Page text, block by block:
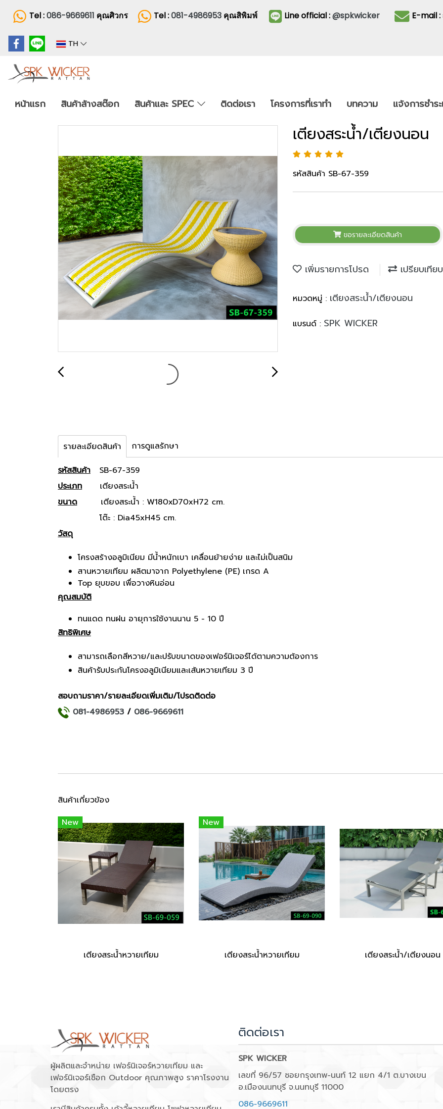
Tel :086-9669611 คุณศิวกร Tel :081-4986953 คุณสิพิมพ์ Line official :@spkwicker E-mail
TH
หน้าแรก สินค้าล้างสต๊อก สินค้าและ SPEC ติดต่อเรา โครงการที่เราทำ บทความ แจ้งการชำร
เตียงสระน้ำ/เตียงนอน
รหัสสินค้า SB-67-359
ขอรายละเอียดสินค้า
เพิ่มรายการโปรด เปรียบเทียบ
หมวดหมู่ : เตียงสระน้ำ/เตียงนอน
แบรนด์ : SPK WICKER
รายละเอียดสินค้า การดูแลรักษา
รหัสสินค้า SB-67-359
ประเภท เตียงสระน้ำ
ขนาด เตียงสระน้ำ : W180xD70xH72 cm.
โต๊ะ : Dia45xH45 cm.
วัสดุ
โครงสร้างอลูมิเนียม มีน้ำหนักเบา เคลื่อนย้ายง่าย และไม่เป็นสนิม
สานหวายเทียม ผลิตมาจาก Polyethylene (PE) เกรด A
Top ยุบขอบ เพื่อวางหินอ่อน
คุณสมบัติ
ทนแดด ทนฝน อายุการใช้งานนาน 5 - 10 ปี
สิทธิพิเศษ
สามารถเลือกสีหวาย/และปรับขนาดของเฟอร์นิเจอร์ได้ตามความต้องการ
สินค้ารับประกันโครงอลูมิเนียมและเส้นหวายเทียม 3 ปี
สอบถามราคา/รายละเอียดเพิ่มเติม/โปรดติดต่อ
081-4986953 / 086-9669611
สินค้าเกี่ยวข้อง
New
เตียงสระน้ำหวายเทียม
New
เตียงสระน้ำหวายเทียม เตียงสระน้ำ/เตียงนอน
ผู้ผลิตและจำหน่าย เฟอร์นิเจอร์หวายเทียม และ
เฟอร์นิเจอร์เชือก Outdoor คุณภาพสูง ราคาโรงงาน
โดยตรง
ติดต่อเรา
SPK WICKER
เลขที่ 96/57 ซอยกรุงเทพ-นนท์ 12 แยก 4/1 ต.บางเขน
อ.เมืองนนทบุรี จ.นนทบุรี 11000
086-9669611